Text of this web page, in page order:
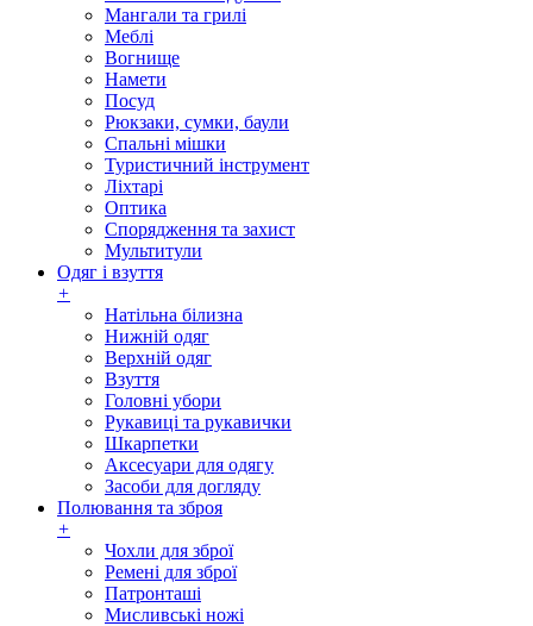
Мангали та грилі
Меблі
Вогнище
Намети
Посуд
Рюкзаки, сумки, баули
Спальні мішки
Туристичний інструмент
Ліхтарі
Оптика
Спорядження та захист
Мультитули
Одяг і взуття
+
Натільна білизна
Нижній одяг
Верхній одяг
Взуття
Головні убори
Рукавиці та рукавички
Шкарпетки
Аксесуари для одягу
Засоби для догляду
Полювання та зброя
+
Чохли для зброї
Ремені для зброї
Патронташі
Мисливські ножі